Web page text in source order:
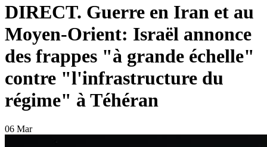
DIRECT. Guerre en Iran et au
Moyen-Orient: Israël annonce
des frappes "à grande échelle"
contre "l'infrastructure du
régime" à Téhéran
06 Mar